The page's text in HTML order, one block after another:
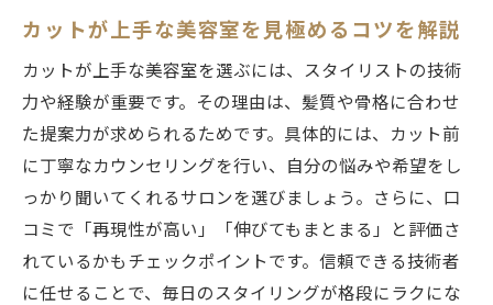
ダメージレス施術が得意な美容室の見つけ
方
美容室でできるトリートメントの活用法
髪の健康を守る美容室の施術メニューと工
夫
カラーやパーマでも傷みにくい美容室技術
カットが上手な美容室を見極めるコツを解説
カットが上手な美容室を選ぶには、スタイリストの技術
力や経験が重要です。その理由は、髪質や骨格に合わせ
た提案力が求められるためです。具体的には、カット前
に丁寧なカウンセリングを行い、自分の悩みや希望をし
っかり聞いてくれるサロンを選びましょう。さらに、口
コミで「再現性が高い」「伸びてもまとまる」と評価さ
れているかもチェックポイントです。信頼できる技術者
に任せることで、毎日のスタイリングが格段にラクにな